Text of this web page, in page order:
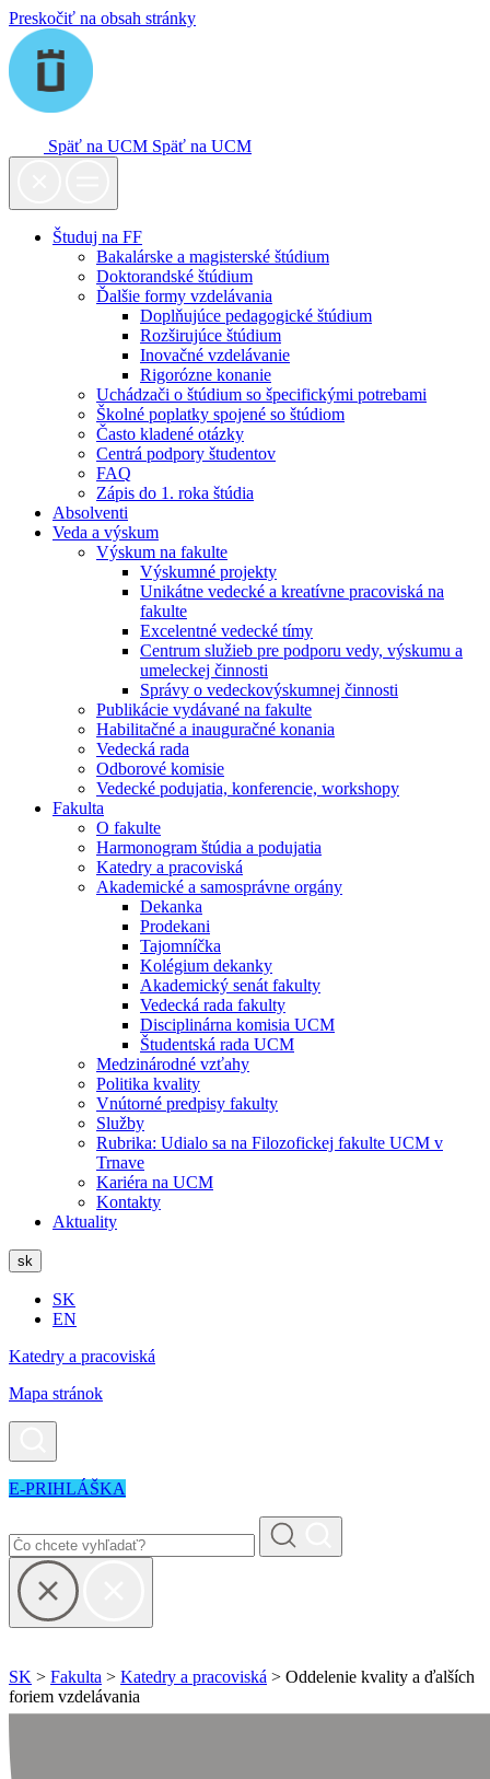
Preskočiť na obsah stránky
Späť na UCM Späť na UCM
Študuj na FF
Bakalárske a magisterské štúdium
Doktorandské štúdium
Ďalšie formy vzdelávania
Doplňujúce pedagogické štúdium
Rozširujúce štúdium
Inovačné vzdelávanie
Rigorózne konanie
Uchádzači o štúdium so špecifickými potrebami
Školné poplatky spojené so štúdiom
Často kladené otázky
Centrá podpory študentov
FAQ
Zápis do 1. roka štúdia
Absolventi
Veda a výskum
Výskum na fakulte
Výskumné projekty
Unikátne vedecké a kreatívne pracoviská na
fakulte
Excelentné vedecké tímy
Centrum služieb pre podporu vedy, výskumu a
umeleckej činnosti
Správy o vedeckovýskumnej činnosti
Publikácie vydávané na fakulte
Habilitačné a inauguračné konania
Vedecká rada
Odborové komisie
Vedecké podujatia, konferencie, workshopy
Fakulta
O fakulte
Harmonogram štúdia a podujatia
Katedry a pracoviská
Akademické a samosprávne orgány
Dekanka
Prodekani
Tajomníčka
Kolégium dekanky
Akademický senát fakulty
Vedecká rada fakulty
Disciplinárna komisia UCM
Študentská rada UCM
Medzinárodné vzťahy
Politika kvality
Vnútorné predpisy fakulty
Služby
Rubrika: Udialo sa na Filozofickej fakulte UCM v
Trnave
Kariéra na UCM
Kontakty
Aktuality
sk
SK
EN
Katedry a pracoviská
Mapa stránok
E-PRIHLÁŠKA
SK > Fakulta > Katedry a pracoviská > Oddelenie kvality a ďalších
foriem vzdelávania